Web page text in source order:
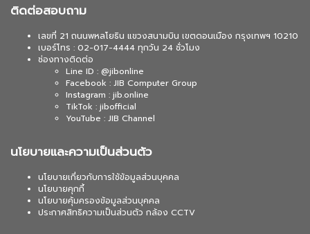
ติดต่อสอบถาม
เลขที่ 21 ถนนพหลโยธิน แขวงสนามบิน เขตดอนเมือง กรุงเทพฯ 10210
เบอร์โทร : 02-017-4444 ทุกวัน 24 ชั่วโมง
ช่องทางติดต่อ
Line ID : @jibonline
Facebook : JIB Computer Group
Instagram : jib.online
TikTok : jibofficial
YouTube : JIB Channel
นโยบายและความเป็นส่วนตัว
นโยบายเกี่ยวกับการใช้ข้อมูลส่วนบุคคล
นโยบายคุกกี้
นโยบายคุ้มครองข้อมูลส่วนบุคคล
ประกาศสิทธิความเป็นส่วนตัว กล้อง CCTV